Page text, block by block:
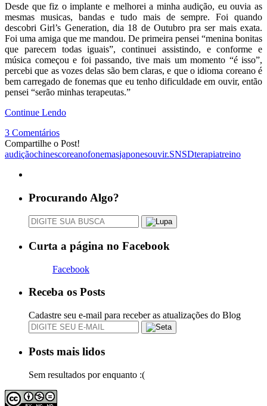
Desde que fiz o implante e melhorei a minha audição, eu ouvia as
mesmas musicas, bandas e tudo mais de sempre. Foi quando
descobri Girl’s Generation, dia 18 de Outubro pra ser mais exata.
Foi uma amiga que me mandou. De primeira pensei “menina bonitas
que parecem todas iguais”, continuei assistindo, e conforme e
música começou e foi passando, tive mais um momento “é isso”,
percebi que as vozes delas são bem claras, e que o idioma coreano é
bem carregado de fonemas que eu tenho dificuldade em ouvir, então
pensei “serão minhas terapeutas.”
Continue Lendo
3 Comentários
Compartilhe o Post!
audiçãochinescoreanofonemasjaponesouvir.SNSDterapiatreino
Procurando Algo?
Curta a página no Facebook
Facebook
Receba os Posts
Cadastre seu e-mail para receber as atualizações do Blog
Posts mais lidos
Sem resultados por enquanto :(